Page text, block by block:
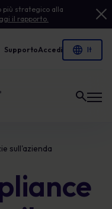
più strategico alla
il rapporto.
SupportoAccedi
sull'azienda